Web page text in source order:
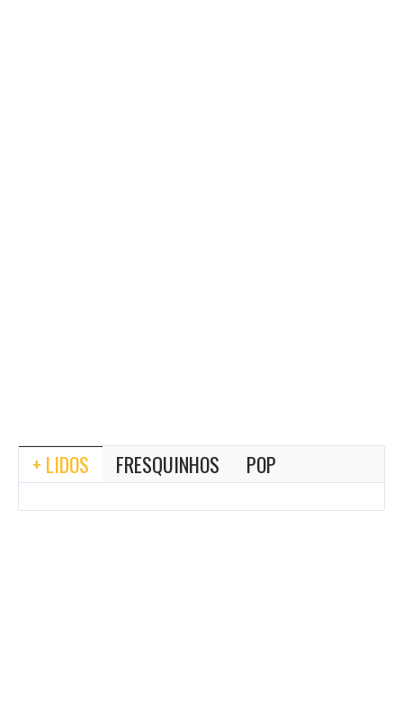
+ LIDOS FRESQUINHOS POP